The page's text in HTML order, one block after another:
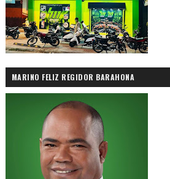
MARINO FELIZ REGIDOR BARAHONA